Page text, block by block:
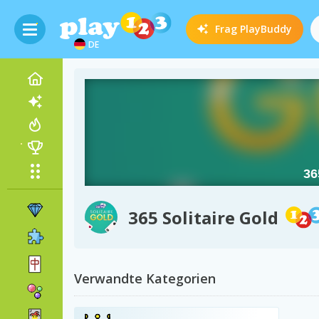
DE
Frag PlayBuddy
365 Solitaire Gold
Verwandte Kategorien